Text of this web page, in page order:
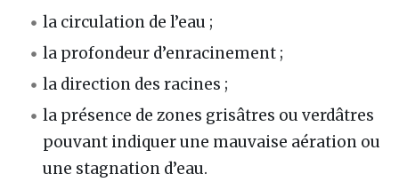
la circulation de l’eau ;
la profondeur d’enracinement ;
la direction des racines ;
la présence de zones grisâtres ou verdâtres
pouvant indiquer une mauvaise aération ou
une stagnation d’eau.